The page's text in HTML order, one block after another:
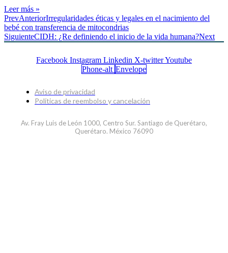
Leer más »
PrevAnteriorIrregularidades éticas y legales en el nacimiento del
bebé con transferencia de mitocondrias
SiguienteCIDH: ¿Re definiendo el inicio de la vida humana?Next
Facebook Instagram Linkedin X-twitterYoutube
Phone-alt Envelope
Aviso de privacidad
Políticas de reembolso y cancelación
Av. Fray Luis de León 1000, Centro Sur. Santiago de Querétaro,
Querétaro. México 76090